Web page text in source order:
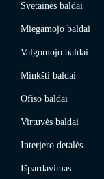
Svetainės baldai
Miegamojo baldai
Valgomojo baldai
Minkšti baldai
Ofiso baldai
Virtuvės baldai
Interjero detalės
Išpardavimas